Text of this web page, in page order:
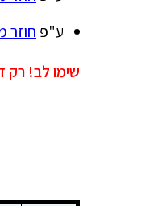
ע"פ חוזר
שימו לב! רק